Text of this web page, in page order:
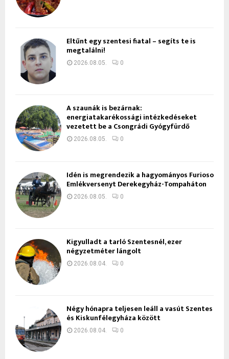
Eltűnt egy szentesi fiatal – segíts te is
megtalálni!
2026.08.05. 0
A szaunák is bezárnak:
energiatakarékossági intézkedéseket
vezetett be a Csongrádi Gyógyfürdő
2026.08.05. 0
Idén is megrendezik a hagyományos Furioso
Emlékversenyt Derekegyház-Tompaháton
2026.08.05. 0
Kigyulladt a tarló Szentesnél, ezer
négyzetméter lángolt
2026.08.04. 0
Négy hónapra teljesen leáll a vasút Szentes
és Kiskunfélegyháza között
2026.08.04. 0